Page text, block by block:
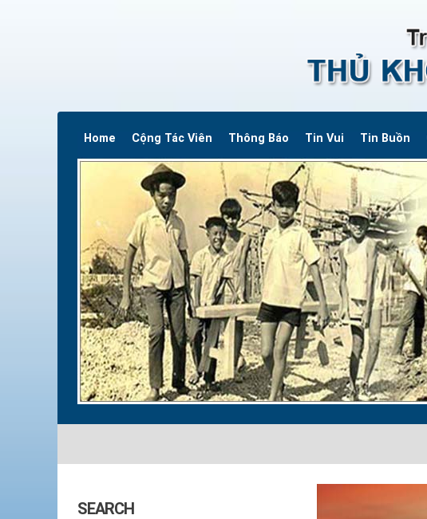
Home Cộng Tác Viên Thông Báo Tin Vui Tin Buồn
SEARCH